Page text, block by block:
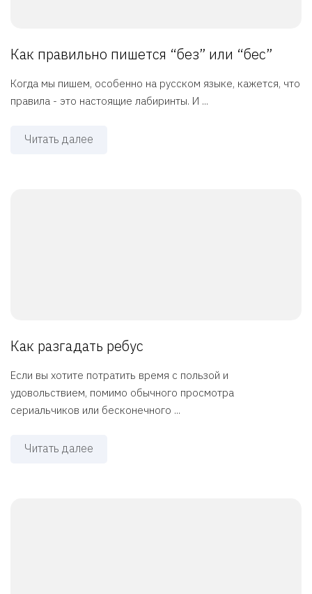
Как правильно пишется “без” или “бес”
Когда мы пишем, особенно на русском языке, кажется, что
правила - это настоящие лабиринты. И ...
Читать далее
Как разгадать ребус
Если вы хотите потратить время с пользой и
удовольствием, помимо обычного просмотра
сериальчиков или бесконечного ...
Читать далее